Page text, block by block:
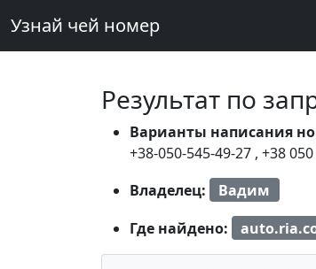
Узнай чей номер
Результат по
Варианты написания
+38-050-545-49-27 , +38
Владелец:
Вадим
Где найдено: